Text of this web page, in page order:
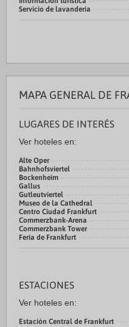
Servicio de lavandería
MAPA GENERAL DE
LUGARES DE INTERÉS
Ver hoteles en:
Alte Oper
Bahnhofsviertel
Bockenheim
Gallus
Gutleutviertel
Museo de la Cathedral
Centro Ciudad Frankfurt
Commerzbank-Arena
Commerzbank Tower
Feria de Frankfurt
ESTACIONES
Ver hoteles en:
Estación Central de Frankfurt